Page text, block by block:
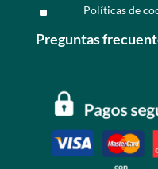
^ Políticas de
Preguntas